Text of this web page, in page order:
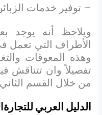
– توفير خدمات
ويلاحظ أنه يوجد
الأطراف التي تعمل
وهذه المعوقات
تفصيلاً وان تتناقش
من خلال القسم
الدليل العربي